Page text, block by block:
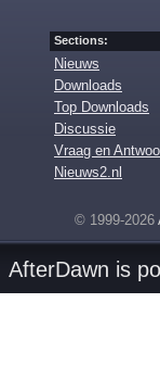
Sections:
Nieuws
Downloads
Top Downloads
Discussie
Vraag en
Nieuws2.nl
© 1999-2026
AfterDawn is